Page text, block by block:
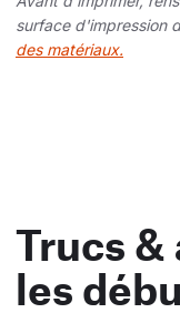
surface d'impression
des matériaux.
Trucs
les